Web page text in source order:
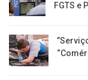
FGTS e